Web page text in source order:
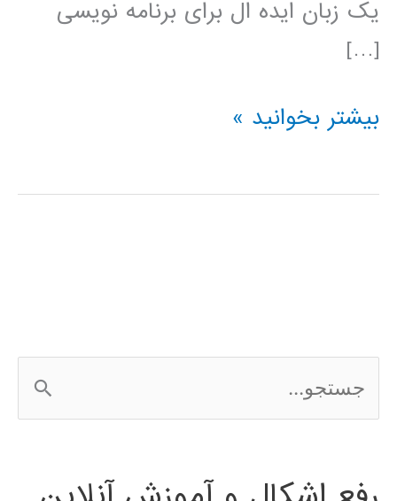
یک زبان ایده ال برای برنامه نویسی
[…]
فیلم
فارسی
بیشتر بخوانید »
س